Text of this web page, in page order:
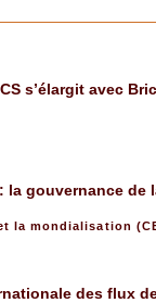
s’élargit avec
gouvernance de
la mondialisation
des flux